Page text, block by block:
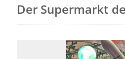
Der Supermarkt